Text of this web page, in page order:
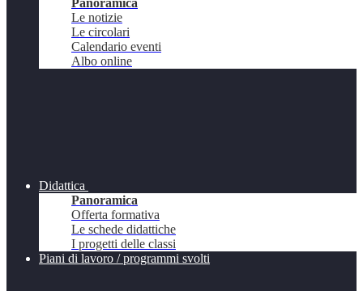
Panoramica
Le notizie
Le circolari
Calendario eventi
Albo online
Didattica
Panoramica
Offerta formativa
Le schede didattiche
I progetti delle classi
Piani di lavoro / programmi svolti